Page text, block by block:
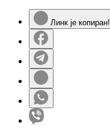
Линк је копиран!